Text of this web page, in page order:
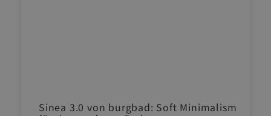
Sinea 3.0 von burgbad: Soft Minimalism